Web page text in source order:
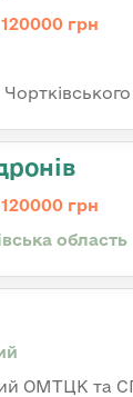
грн
грн
область
ОМТЦК та